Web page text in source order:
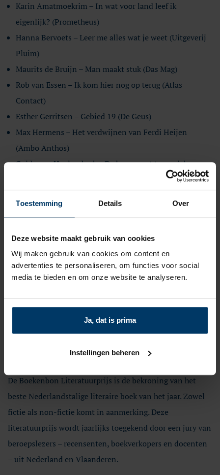
Toestemming Details Over
Deze website maakt gebruik van cookies
Wij maken gebruik van cookies om content en
advertenties te personaliseren, om functies voor social
media te bieden en om onze website te analyseren.
Ja, dat is prima
Instellingen beheren
Karin Amatmoekrim – In wat voor land leef ik
eigenlijk? (Prometheus)
Hanna Bervoets – Leer me alles wat je weet (Uitgeverij
Pluim)
Maurits de Bruijn – Man maakt stuk (Das Mag)
Rob van Essen – Ik kom hier nog op terug (Atlas
Contact)
Esther Gerritsen – Gebied 19 (De Geus)
Max Hermens – Het verdwijnen van Ferdi Heijen
(Ambo Anthos)
Guido van Heulendonk – De kroon met twee pieken
Maria Kager – De buitengewoon geslaagde opvoeding
Bertram Koeleman – Dit is jouw tijd (Atlas Contact)
Gilles van der Loo – Café Dorian (Van Oorschot)
Bart Moeyaert – Een ander leven (Arbeiderspers)
Rinke Verkerk – Het hele dorp wist het (De
Frank Westerman – Zeven dieren bijten terug (Querido
De Boekenbon Literatuurprijs is de bekroning van het
beste Nederlandstalige literaire boek van het jaar. Zowel
fictie als non-fictie komt in aanmerking. Deze
literatuurprijs wordt jaarlijks toegekend door een jury van
beroepslezers – recensenten, boekverkopers en docenten
– uit Nederland en Vlaanderen.